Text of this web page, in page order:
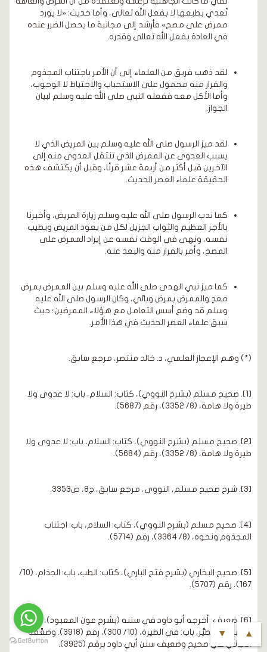
تُعدي بطبعها لا بفعل الله تعالى، وأما حديث: «لا يورد
ممرض على مصح» فأرشد إلى مجانبة ما يحصل الضرر عنده
في العادة بفعل الله تعالى وقدره.
لقد ذهب فريق من العلماء إلى أن الأمر باجتناب المجذوم
والفرار منه محمول على الاستحباب والاحتياط لا الوجوب،
وأما الأكل معه ففعله النبي صلى الله عليه وسلم لبيان
الجواز.
لقد ميز الرسول صلى الله عليه وسلم بين المريض الذي لا
يسبب العدوى عن الممرض الذي تنتقل العدوى منه إلى
الآخرين قبل أكثر من أربعة عشر قرنًا، وقبل أن يكتشف هذه
الحقيقة علماء العصر الحديث.
كما ندب الرسول صلى الله عليه وسلم زيارة المريض، وأخبرنا
بالأجر العظيم والثواب الجزيل لكل من يعود المريض ويطيب
نفسه، ونهى في الوقت نفسه عن إيراد الممرض على
المصح، وأمر بالفرار منه والبعد عنه.
كما ميز نبي الهدى صلى الله عليه وسلم بين الممرض بمرض
معدٍ والممرض بمرض وبائي، وكان الرسول صلى الله عليه
وسلم قد وضع أسس التعامل مع هؤلاء الممرضين؛ حيث
سبق علماء العصر الحديث في هذا الأمر.
(*) وهم الإعجاز العلمي، د. خالد منتصر، مرجع سابق.
[1]. صحيح مسلم (بشرح النووي)، كتاب: السلام، باب: لا عدوى ولا
طيرة ولا هامة، (8/ 3352)، رقم (5687).
[2]. صحيح مسلم (بشرح النووي)، كتاب: السلام، باب: لا عدوى ولا
طيرة ولا هامة، (8/ 3352)، رقم (5684).
[3]. شرح صحيح مسلم، النووي، مرجع سابق، ج8، ص3353.
[4]. صحيح مسلم (بشرح النووي)، كتاب: السلام، باب: اجتناب
المجذوم ونحوه، (8/ 3364)، رقم (5714).
[5]. صحيح البخاري (بشرح فتح الباري)، كتاب: الطب، باب: الجذام، (10/
167)، رقم (5707).
[6]. ضعيف: أخرجه أبو داود في سننه (بشرح عون المعبود)، كتاب:
الكهانة والتطيُّر، باب: في الطيرة، (10/ 300)، رقم (3918). وضعَّفه
الألباني في صحيح وضعيف سنن أبي داود برقم (3925).
▲
▼